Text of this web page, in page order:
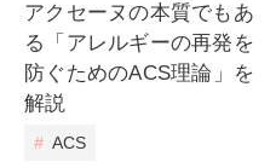
アクセーヌの本質でもあ
る「アレルギーの再発を
防ぐためのACS理論」を
解説
# ACS